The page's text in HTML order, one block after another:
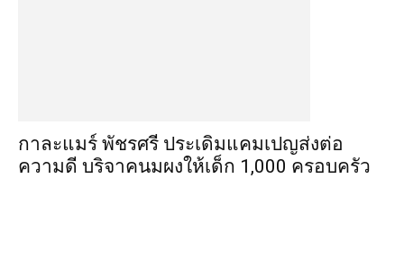
กาละแมร์ พัชรศรี ประเดิมแคมเปญส่งต่อ
ความดี บริจาคนมผงให้เด็ก 1,000 ครอบครัว